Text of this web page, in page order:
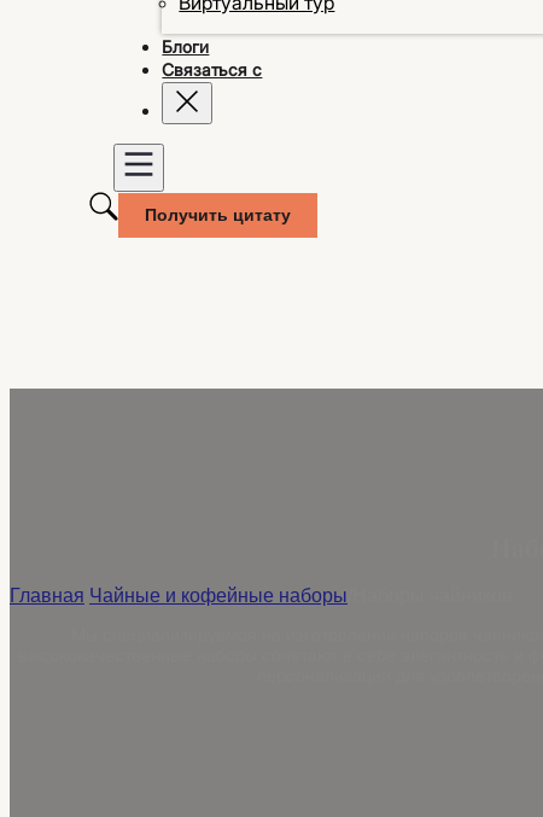
Блоги
Связаться с
Получить цитату
Главная Чайные и кофейные наборы